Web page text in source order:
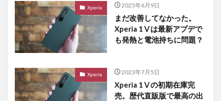
Xperia 2025年6月9日
まだ改善してなかった。
Xperia 1Ⅴは最新アプデで
も発熱と電池持ちに問題？
Xperia 2023年7月5日
Xperia 1Ⅴの初期在庫完
売。歴代直販版で最高の出